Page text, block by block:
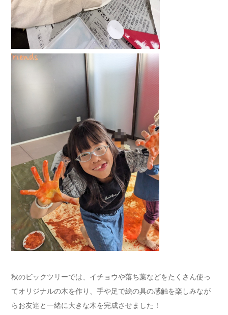
秋のビックツリーでは、イチョウや落ち葉などをたくさん使っ
てオリジナルの木を作り、手や足で絵の具の感触を楽しみなが
らお友達と一緒に大きな木を完成させました！